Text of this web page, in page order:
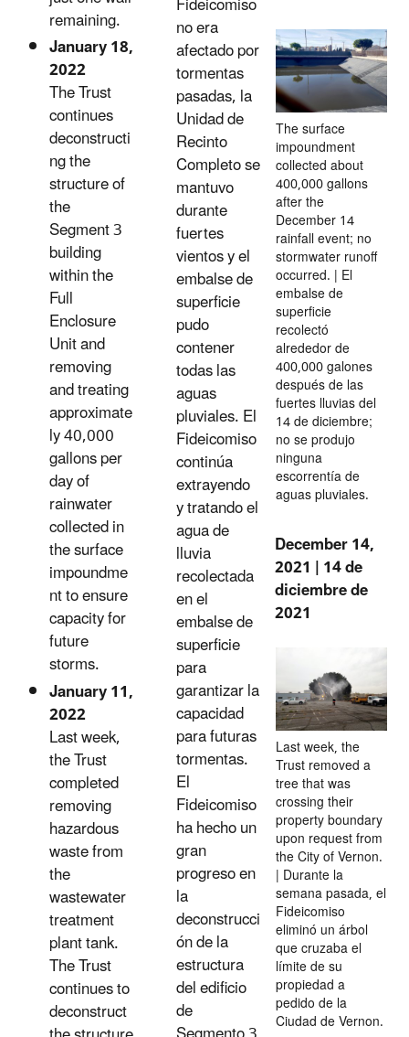
remaining.
January 18,
2022
The Trust
continues
deconstructi
ng the
structure of
the
Segment 3
building
within the
Full
Enclosure
Unit and
removing
and treating
approximate
ly 40,000
gallons per
day of
rainwater
collected in
the surface
impoundme
nt to ensure
capacity for
future
storms.
January 11,
2022
Last week,
the Trust
completed
removing
hazardous
waste from
the
wastewater
treatment
plant tank.
The Trust
continues to
deconstruct
no era
afectado por
tormentas
pasadas, la
Unidad de
Recinto
Completo se
mantuvo
durante
fuertes
vientos y el
embalse de
superficie
pudo
contener
todas las
aguas
pluviales. El
Fideicomiso
continúa
extrayendo
y tratando el
agua de
lluvia
recolectada
en el
embalse de
superficie
para
garantizar la
capacidad
para futuras
tormentas.
El
Fideicomiso
ha hecho un
gran
progreso en
la
deconstrucci
ón de la
estructura
del edificio
de
The surface
impoundment
collected about
400,000 gallons
after the
December 14
rainfall event; no
stormwater runoff
occurred. | El
embalse de
superficie
recolectó
alrededor de
400,000 galones
después de las
fuertes lluvias del
14 de diciembre;
no se produjo
ninguna
escorrentía de
aguas pluviales.
December 14,
2021 | 14 de
diciembre de
2021
Last week, the
Trust removed a
tree that was
crossing their
property boundary
upon request from
the City of Vernon.
| Durante la
semana pasada, el
Fideicomiso
eliminó un árbol
que cruzaba el
límite de su
propiedad a
pedido de la
Ciudad de Vernon.